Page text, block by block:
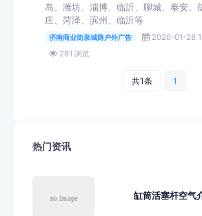
岛、潍坊、淄博、临沂、聊城、泰安、
庄、菏泽、滨州、临沂等
济南商业街泉城路户外广告 2026-01-28
281 浏览
共1条 1
热门资讯
缸筒活塞杆空气